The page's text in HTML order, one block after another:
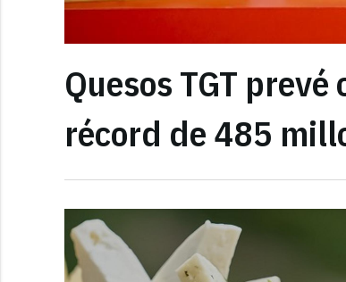
Quesos TGT
récord de 485